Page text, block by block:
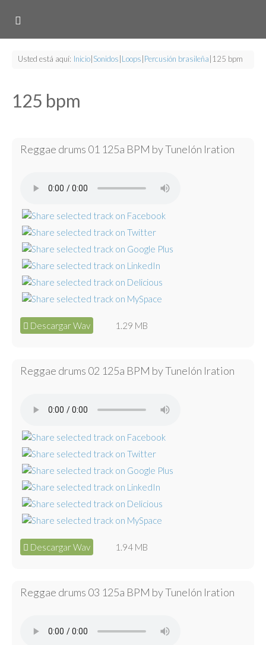
Usted está aquí: Inicio Sonidos Loops Percusión brasileña 125 bpm
125 bpm
Reggae drums 01 125a BPM by Tunelón Iration
Descargar Wav 1.29 MB
Reggae drums 02 125a BPM by Tunelón Iration
Descargar Wav 1.94 MB
Reggae drums 03 125a BPM by Tunelón Iration